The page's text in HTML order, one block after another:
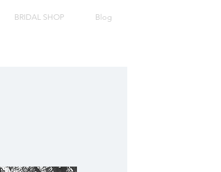
BRIDAL SHOP Blog